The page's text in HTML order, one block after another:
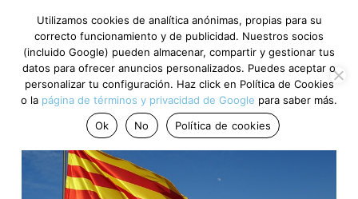
Utilizamos cookies de analítica anónimas, propias para su
correcto funcionamiento y de publicidad. Nuestros socios
(incluido Google) pueden almacenar, compartir y gestionar tus
datos para ofrecer anuncios personalizados. Puedes aceptar o
personalizar tu configuración. Haz click en Política de Cookies
o la página de términos y privacidad de Google para saber más.
Ok
No Política de cookies